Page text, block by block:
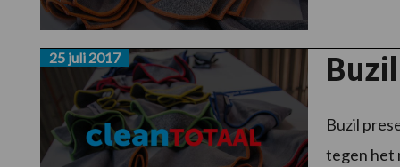
25 juli 2017
Buzil
tegen het